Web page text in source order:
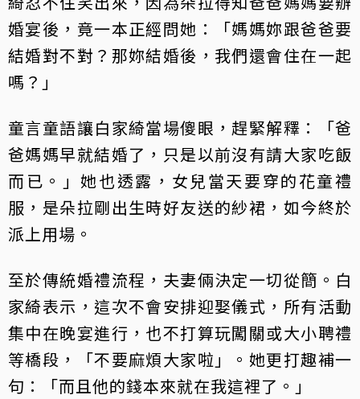
婚宴後，竟一本正經問她：「媽媽妳跟爸爸要
結婚對不對？那妳結婚後，我們還會住在一起
嗎？」
童言童語讓白家綺當場傻眼，趕緊解釋：「爸
爸媽媽早就結婚了，只是以前沒有請大家吃飯
而已。」她也透露，女兒當天要穿的花童禮
服，是朵拉剛出生時好友送的紗裙，如今終於
派上用場。
至於傳統婚禮流程，夫妻倆決定一切從簡。白
家綺表示，這次不會安排迎娶儀式，所有活動
集中在晚宴進行，也不打算玩闖關或大小聘禮
等橋段，「不要麻煩大家啦」。她更打趣補一
句：「而且他的錢本來就在我這裡了。」